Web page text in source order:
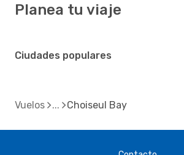
Planea tu viaje
Ciudades populares
Vuelos Choiseul Bay